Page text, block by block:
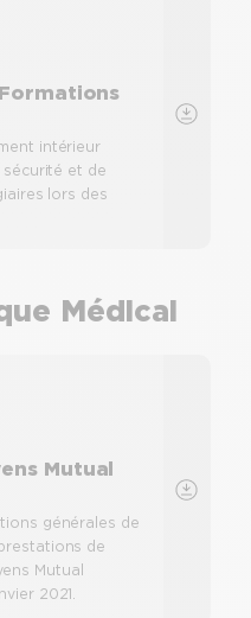
intérieur
sécurité et de
lors des
Médical
Mutual
générales de
de
Mutual
2021.